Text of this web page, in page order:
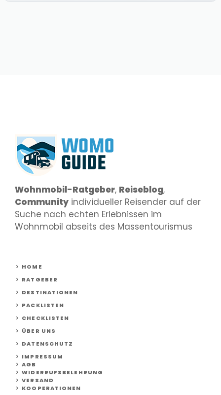
Wohnmobil-Ratgeber, Reiseblog,
Community individueller Reisender auf der
Suche nach echten Erlebnissen im
Wohnmobil abseits des Massentourismus
HOME
RATGEBER
DESTINATIONEN
PACKLISTEN
CHECKLISTEN
ÜBER UNS
DATENSCHUTZ
IMPRESSUM
AGB
WIDERRUFSBELEHRUNG
VERSAND
KOOPERATIONEN